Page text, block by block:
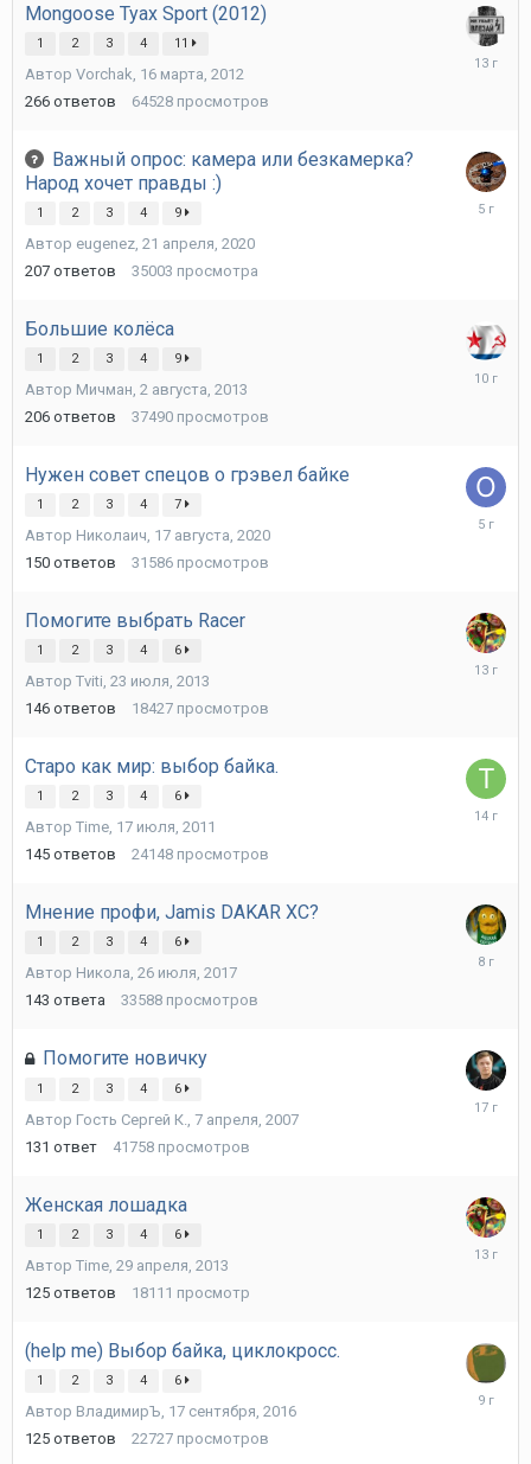
Mongoose Tyax Sport (2012)
1 2 3 4 11
Автор Vorchak 16 марта, 2012
266 ответов 64528 просмотров
15
Важный опрос: камера или безкамерка?
Народ хочет правды :)
1 2 3 4 9
Автор eugenez 21 апреля, 2020
207 ответов 35003 просмотра
Большие колёса
1 2 3 4 9
Автор Мичман 2 августа, 2013
206 ответов 37490 просмотров
Нужен совет спецов о грэвел байке
1 2 3 4 7
Автор Николаич 17 августа, 2020
150 ответов 31586 просмотров
14
Помогите выбрать Racer
1 2 3 4 6
Автор Tviti 23 июля, 2013
146 ответов 18427 просмотров
27
Старо как мир: выбор байка.
1 2 3 4 6
Автор Time 17 июля, 2011
145 ответов 24148 просмотров
12
Мнение профи, Jamis DAKAR XC?
1 2 3 4 6
Автор Никола 26 июля, 2017
143 ответа 33588 просмотров
13
Помогите новичку
1 2 3 4 6
Автор Гость Сергей К., 7 апреля, 2007
131 ответ 41758 просмотров
11
Женская лошадка
1 2 3 4 6
Автор Time 29 апреля, 2013
125 ответов 18111 просмотр
11
(help me) Выбор байка, циклокросс.
1 2 3 4 6
Автор ВладимирЪ 17 сентября, 2016
125 ответов 22727 просмотров
20